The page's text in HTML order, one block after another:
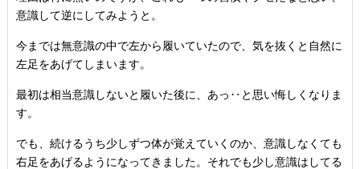
意識して逆にしてみようと。
今までは無意識の中で左から履いていたので、気を抜くと自然に
左足をあげてしまいます。
最初は相当意識しないと履いた後に、あっ‥と思い悔しくなりま
す。
でも、続けるうち少しずつ体が覚えていくのか、意識しなくても
右足をあげるようになってきました。それでも少し意識はしてる